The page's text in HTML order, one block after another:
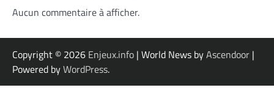
Aucun commentaire à afficher.
Copyright © 2026 Enjeux.info | World News byAscendoor |
Powered byWordPress.